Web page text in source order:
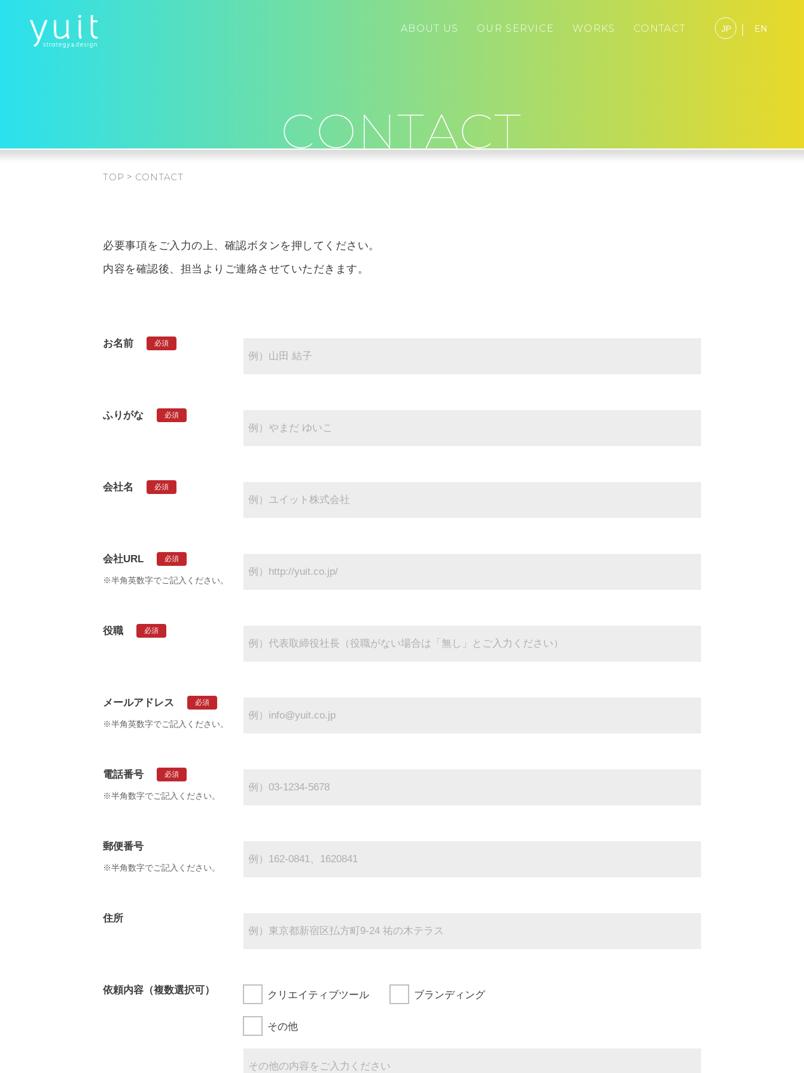
JP EN
ABOUT US OUR SERVICE WORKS CONTACT
TOP > CONTACT
必要事項をご入力の上、確認ボタンを押してください。
内容を確認後、担当よりご連絡させていただきます。
お名前 必須
ふりがな 必須
会社名 必須
会社URL 必須
※半角英数字でご記入ください。
役職 必須
メールアドレス 必須
※半角英数字でご記入ください。
電話番号 必須
※半角数字でご記入ください。
郵便番号
※半角数字でご記入ください。
住所
依頼内容（複数選択可） クリエイティブツール ブランディング
その他